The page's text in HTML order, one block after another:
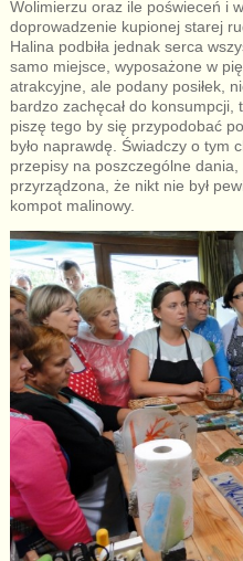
Wolimierzu oraz ile poświeceń i
doprowadzenie kupionej starej
Halina podbiła jednak serca
samo miejsce, wyposażone w
atrakcyjne, ale podany posiłek,
bardzo zachęcał do konsumpcji,
piszę tego by się przypodobać
było naprawdę. Świadczy o tym
przepisy na poszczególne
przyrządzona, że nikt nie był
kompot malinowy.